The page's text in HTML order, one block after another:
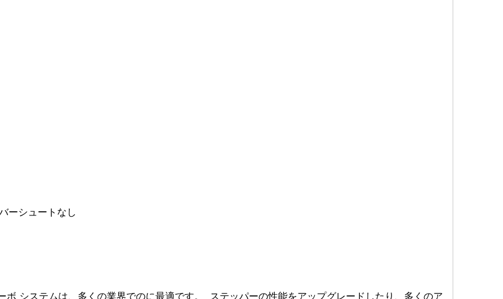
ーシュートなし
システムは、多くの業界でのに最適です。 ステッパーの性能をアップグレードしたり、多くのア